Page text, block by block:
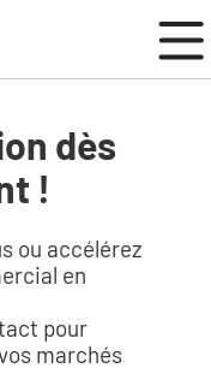
dès
!
ou accélérez
en
pour
marchés